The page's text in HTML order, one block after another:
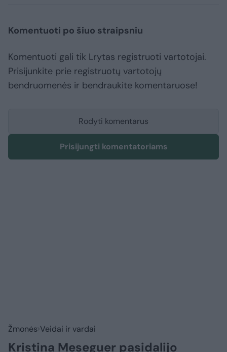
Komentuoti po šiuo straipsniu
Komentuoti gali tik Lrytas registruoti vartotojai.
Prisijunkite prie registruotų vartotojų
bendruomenės ir bendraukite komentaruose!
Rodyti komentarus
Prisijungti komentatoriams
Žmonės Veidai ir vardai
Kristina Meseguer pasidalijo